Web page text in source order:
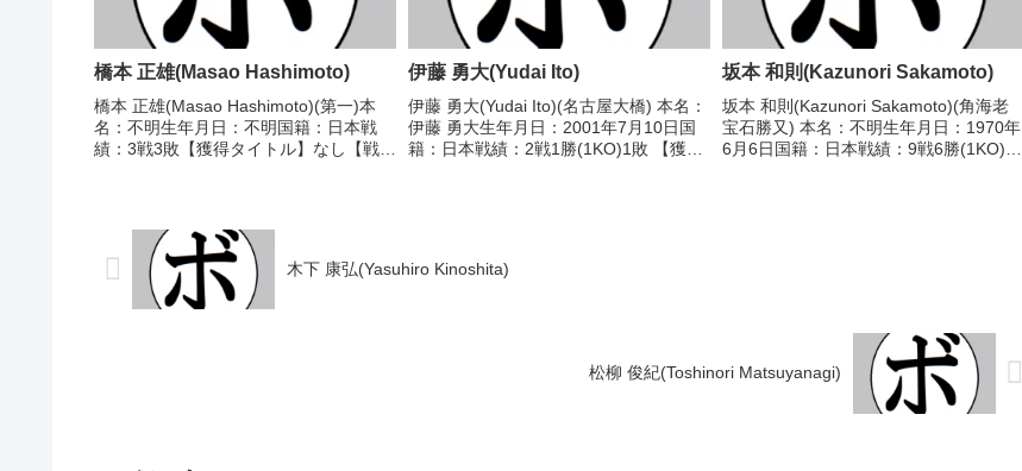
橋本 正雄(Masao Hashimoto)
橋本 正雄(Masao Hashimoto)(第一)本
名：不明生年月日：不明国籍：日本戦
績：3戦3敗【獲得タイトル】なし【戦
伊藤 勇大(Yudai Ito)
伊藤 勇大(Yudai Ito)(名古屋大橋) 本名：
伊藤 勇大生年月日：2001年7月10日国
籍：日本戦績：2戦1勝(1KO)1敗 【獲得
坂本 和則(Kazunori Sakamoto)
坂本 和則(Kazunori Sakamoto)(角海老
宝石勝又) 本名：不明生年月日：1970年
6月6日国籍：日本戦績：9戦6勝(1KO)3
木下 康弘(Yasuhiro Kinoshita)
松柳 俊紀(Toshinori Matsuyanagi)